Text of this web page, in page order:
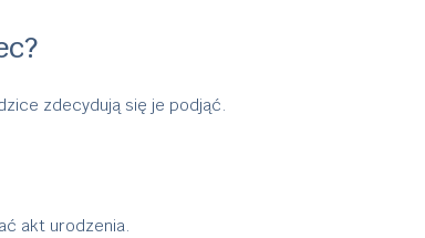
zdecydują się je podjąć.
akt urodzenia.